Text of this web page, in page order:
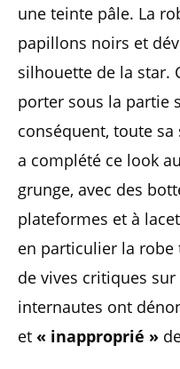
une teinte pâle. La
papillons noirs et
silhouette de la star.
porter sous la partie
conséquent, toute
a complété ce look
grunge, avec des
plateformes et à
en particulier la
de vives critiques
internautes ont
et « inapproprié »